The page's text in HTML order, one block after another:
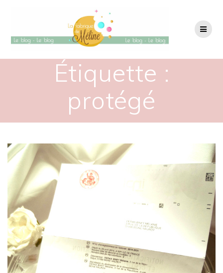
contenu
Étiquette :
protégé